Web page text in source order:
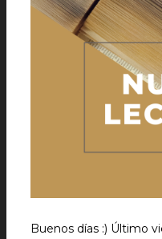
Buenos días :) Último